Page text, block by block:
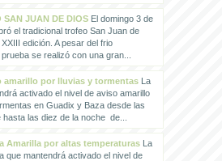
SAN JUAN DE DIOSEl domingo 3 de
el tradicional trofeo San Juan de
edición. A pesar del frio
se realizó con una gran...
amarillo por lluvias y tormentasLa
activado el nivel de aviso amarillo
en Guadix y Baza desde las
las diez de la noche de...
Amarilla por altas temperaturasLa
que mantendrá activado el nivel de